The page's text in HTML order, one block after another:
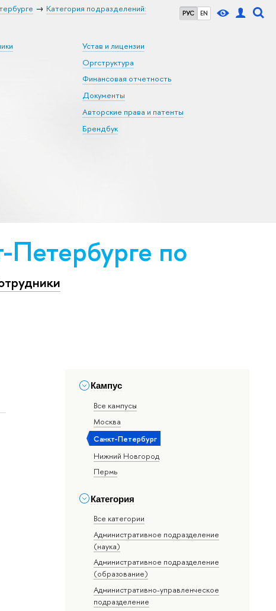
РУС EN
Категория подразделений:
Устав и лицензии
Оргструктура
Финансовая отчетность
Документы
Авторские права и патенты
Брендбук
по
Кампус
Все кампусы
Москва
Санкт-Петербург
Нижний Новгород
Пермь
Категория
Все категории
Административное подразделение
(наука)
Административное подразделение
(образование)
Административно-управленческое
подразделение